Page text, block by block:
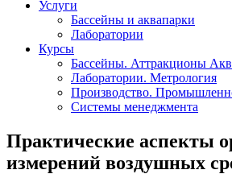
Услуги
Бассейны и аквапарки
Лаборатории
Курсы
Бассейны. Аттракционы
Лаборатории. Метрология
Производство.
Системы менеджмента
Практические аспекты
измерений воздушных